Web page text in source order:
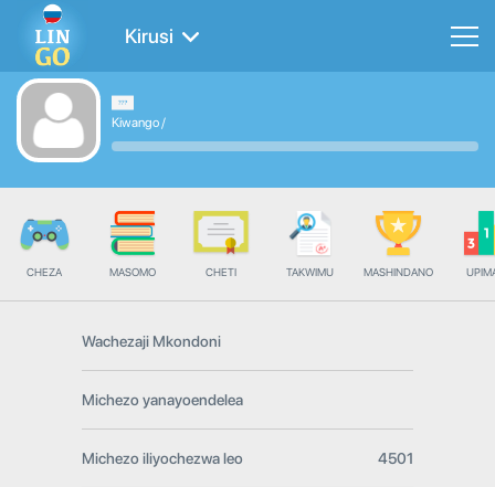
Kirusi
Kiwango/
CHEZA MASOMO CHETI TAKWIMU MASHINDANO
Wachezaji Mkondoni
Michezo yanayoendelea
Michezo iliyochezwa leo 4501